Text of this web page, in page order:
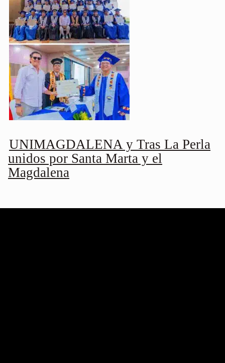
UNIMAGDALENA y Tras La Perla
unidos por Santa Marta y el
Magdalena